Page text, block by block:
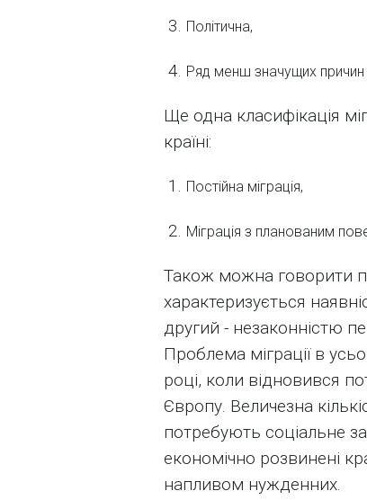
Політична,
Ряд менш значущих
Ще одна класифікація
країні:
Постійна міграція,
Міграція з планованим
Також можна говорити
характеризується
другий - незаконністю
Проблема міграції в
році, коли відновився
Європу. Величезна
потребують соціальне
економічно розвинені
напливом нужденних.